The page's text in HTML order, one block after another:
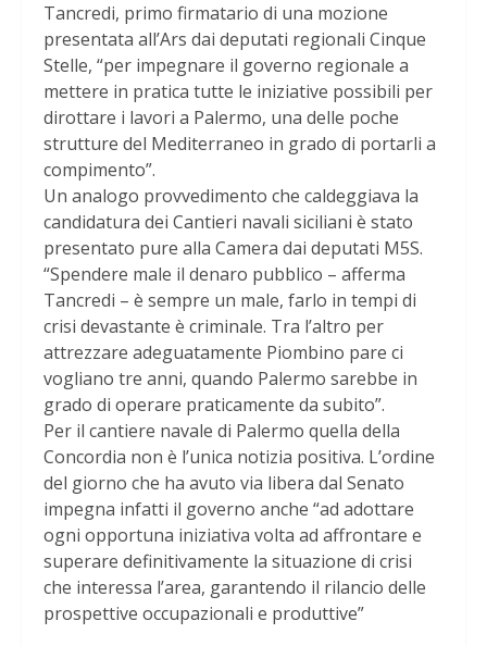
Tancredi, primo firmatario di una mozione
presentata all’Ars dai deputati regionali Cinque
Stelle, “per impegnare il governo regionale a
mettere in pratica tutte le iniziative possibili per
dirottare i lavori a Palermo, una delle poche
strutture del Mediterraneo in grado di portarli a
compimento”.
Un analogo provvedimento che caldeggiava la
candidatura dei Cantieri navali siciliani è stato
presentato pure alla Camera dai deputati M5S.
“Spendere male il denaro pubblico – afferma
Tancredi – è sempre un male, farlo in tempi di
crisi devastante è criminale. Tra l’altro per
attrezzare adeguatamente Piombino pare ci
vogliano tre anni, quando Palermo sarebbe in
grado di operare praticamente da subito”.
Per il cantiere navale di Palermo quella della
Concordia non è l’unica notizia positiva. L’ordine
del giorno che ha avuto via libera dal Senato
impegna infatti il governo anche “ad adottare
ogni opportuna iniziativa volta ad affrontare e
superare definitivamente la situazione di crisi
che interessa l’area, garantendo il rilancio delle
prospettive occupazionali e produttive”